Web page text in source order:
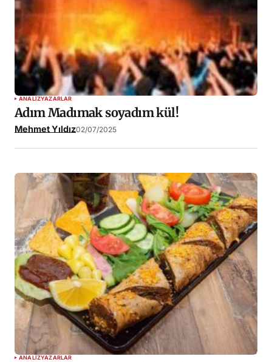
ANALIZYAZARLAR
Adım Madımak soyadım kül!
Mehmet Yıldız02/07/2025
ANALIZYAZARLAR